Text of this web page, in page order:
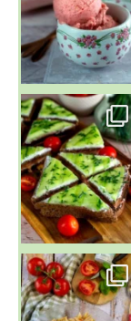
~ SALADE DE PÂTES AUX DEUX TOMATES THON ET BURRA